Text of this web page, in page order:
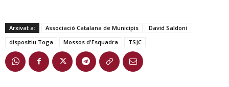
Arxivat a: Associació Catalana de Municipis
David Saldoni
dispositiu Toga
Mossos d'Esquadra TSJC